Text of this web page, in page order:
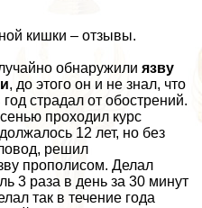
кишки – отзывы.
обнаружили язву
, до этого он и не знал, что
страдал от обострений.
проходил курс
12 лет, но без
решил
прополисом. Делал
3 раза в день за 30 минут
так в течение года